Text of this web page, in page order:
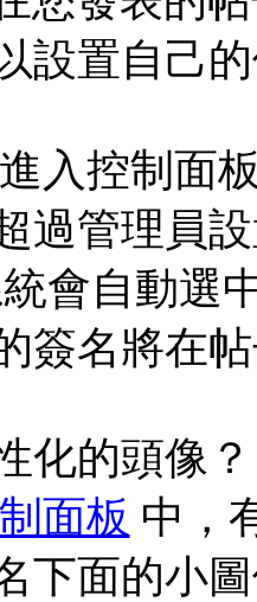
設置自己
進入控制面
過管理員
會自動選
簽名將在
化的頭像？
面板 中，
下面的小